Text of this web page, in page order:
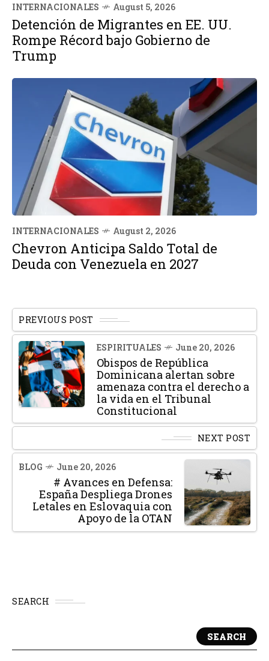
INTERNACIONALES August 5, 2026
Detención de Migrantes en EE. UU.
Rompe Récord bajo Gobierno de
Trump
INTERNACIONALES August 2, 2026
Chevron Anticipa Saldo Total de
Deuda con Venezuela en 2027
PREVIOUS POST
ESPIRITUALES June 20, 2026
Obispos de República
Dominicana alertan sobre
amenaza contra el derecho a
la vida en el Tribunal
Constitucional
NEXT POST
BLOG June 20, 2026
# Avances en Defensa:
España Despliega Drones
Letales en Eslovaquia con
Apoyo de la OTAN
SEARCH
SEARCH